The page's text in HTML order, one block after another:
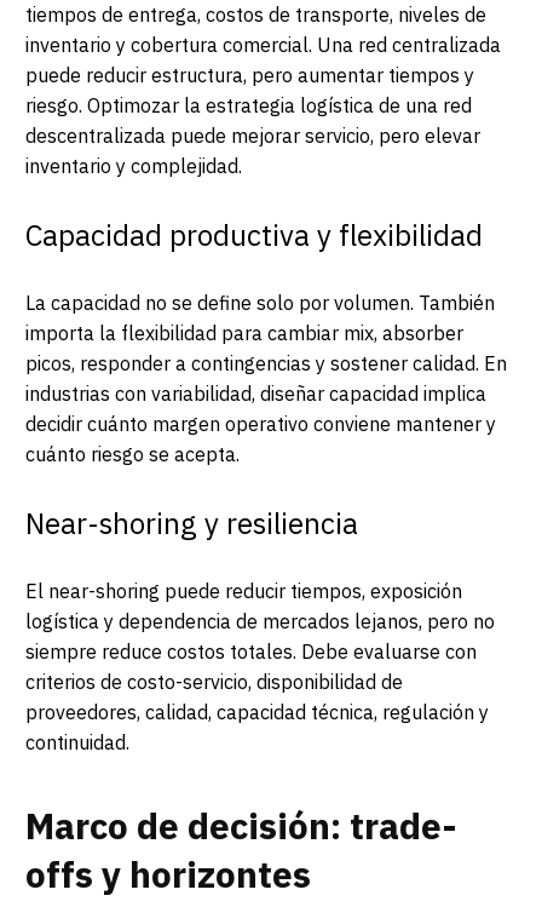
tiempos de entrega, costos de transporte, niveles de
inventario y cobertura comercial. Una red centralizada
puede reducir estructura, pero aumentar tiempos y
riesgo. Optimozar la estrategia logística de una red
descentralizada puede mejorar servicio, pero elevar
inventario y complejidad.
Capacidad productiva y flexibilidad
La capacidad no se define solo por volumen. También
importa la flexibilidad para cambiar mix, absorber
picos, responder a contingencias y sostener calidad. En
industrias con variabilidad, diseñar capacidad implica
decidir cuánto margen operativo conviene mantener y
cuánto riesgo se acepta.
Near-shoring y resiliencia
El near-shoring puede reducir tiempos, exposición
logística y dependencia de mercados lejanos, pero no
siempre reduce costos totales. Debe evaluarse con
criterios de costo-servicio, disponibilidad de
proveedores, calidad, capacidad técnica, regulación y
continuidad.
Marco de decisión: trade-
offs y horizontes